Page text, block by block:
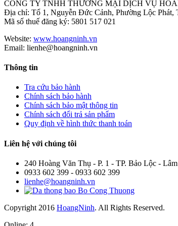
CÔNG TY TNHH THƯƠNG MẠI DỊCH VỤ
Địa chỉ: Tổ 1, Nguyễn Đức Cảnh, Phường Lộc Phát,
Mã số thuế đăng ký: 5801 517 021
Website: www.hoangninh.vn
Email: lienhe@hoangninh.vn
Thông tin
Tra cứu bảo hành
Chính sách bảo hành
Chính sách bảo mật thông tin
Chính sách đổi trả sản phẩm
Quy định về hình thức thanh toán
Liên hệ với chúng tôi
240 Hoàng Văn Thụ - P. 1 - TP. Bảo Lộc -
0933 602 399 - 0933 602 399
lienhe@hoangninh.vn
Copyright 2016 HoangNinh. All Rights Reserved.